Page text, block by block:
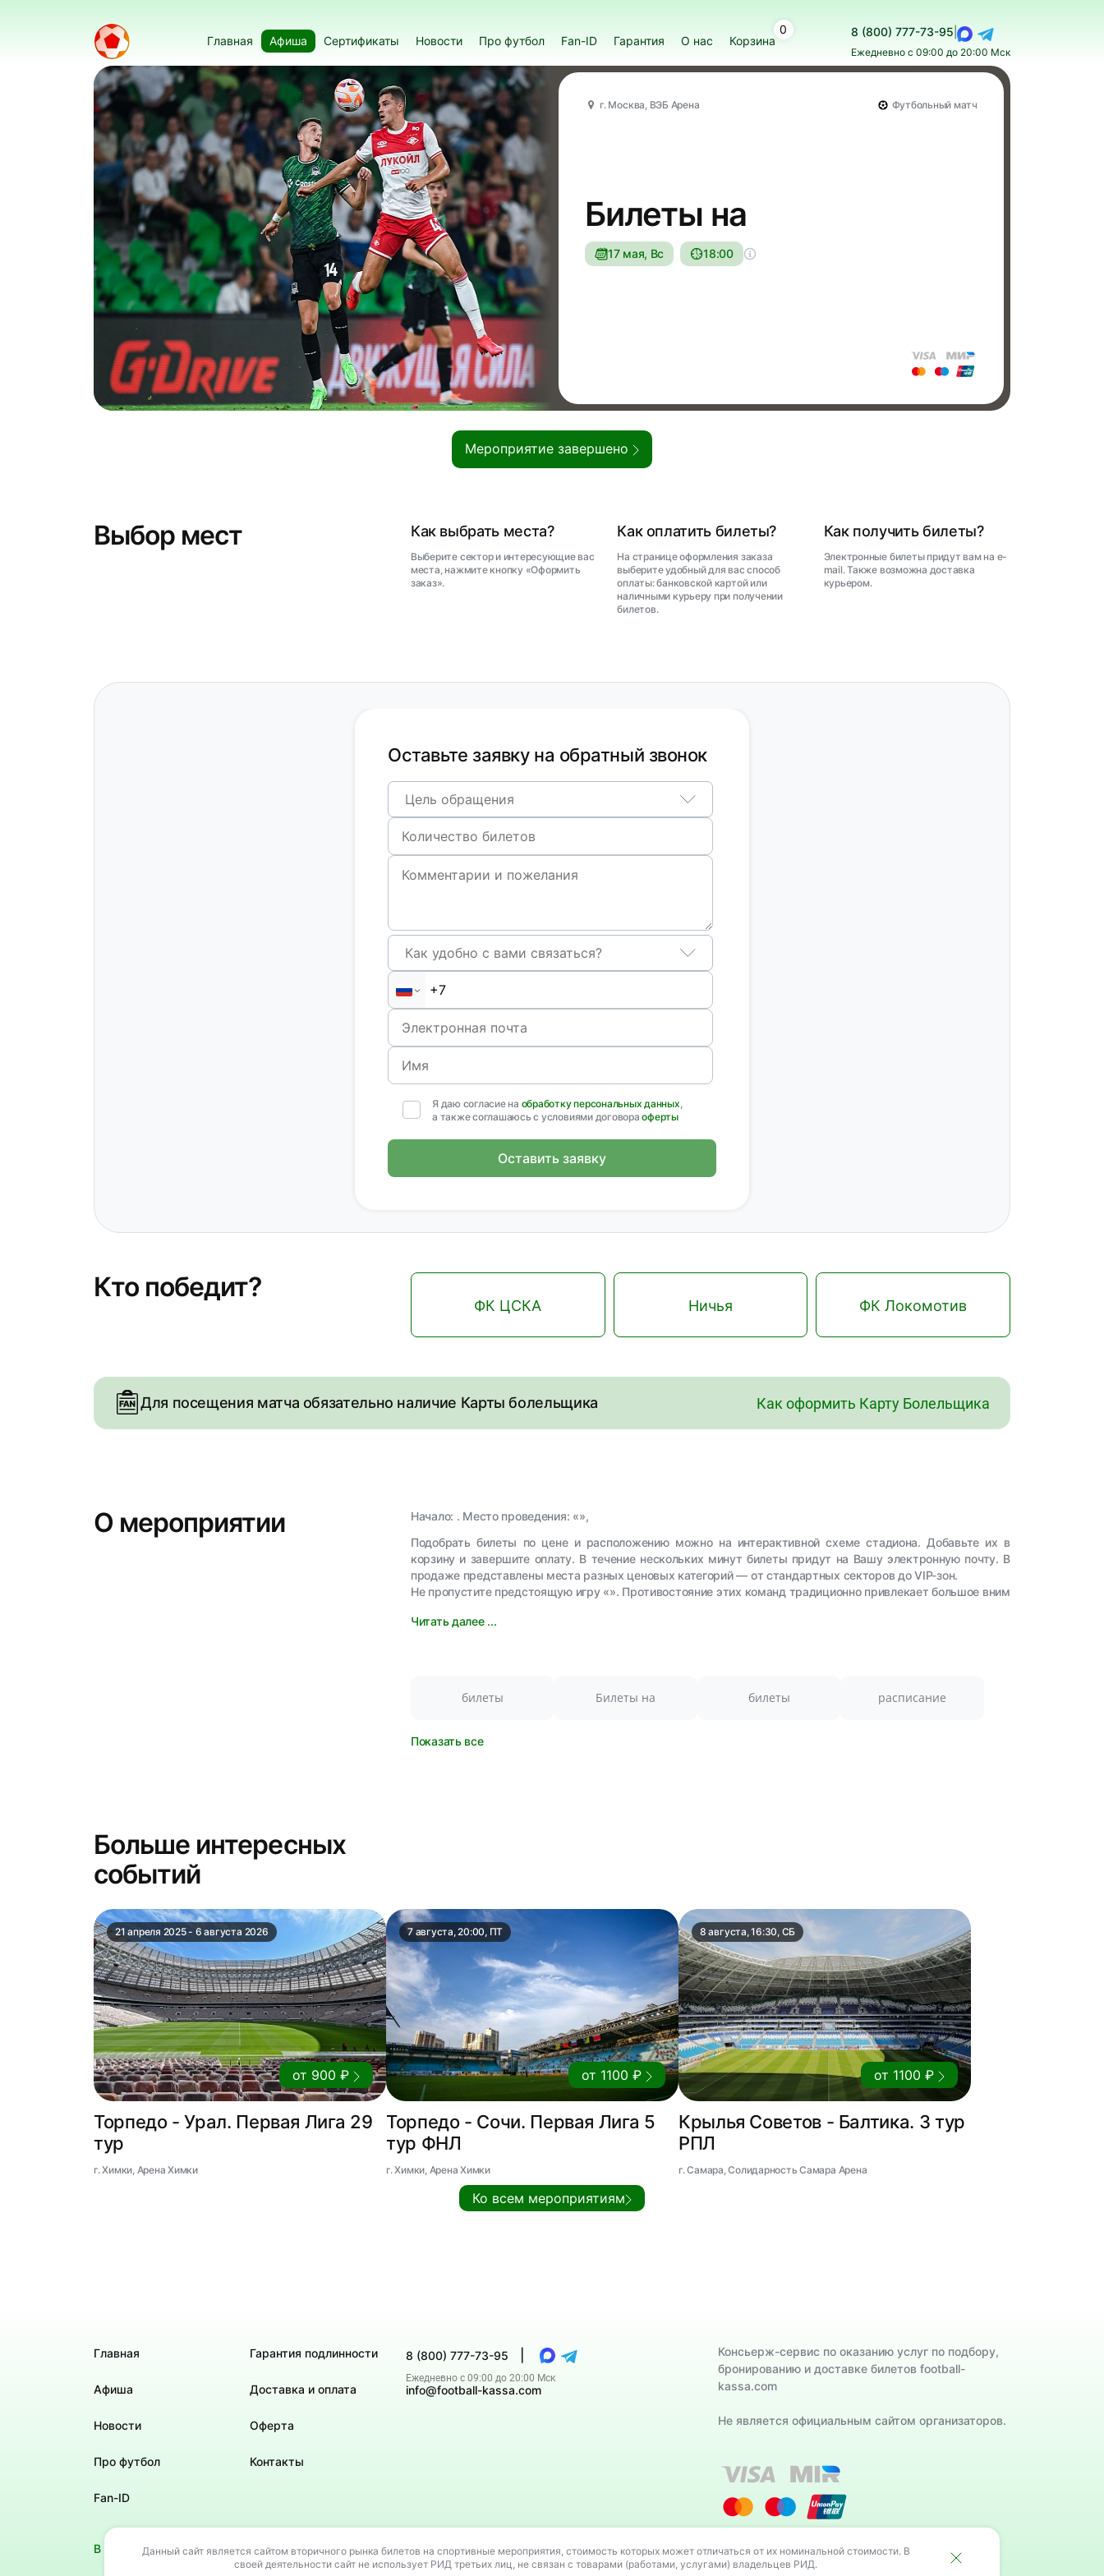
Главная Афиша Сертификаты Новости Про футбол Fan-ID Гарантия О нас Корзина
0 8 (800) 777-73-95
Ежедневно с 09:00 до 20:00 Мск
г. Москва, ВЭБ Арена Футбольный матч
Билеты на
17 мая, Вс 18:00
Мероприятие завершено
Выбор мест Как выбрать места?
Выберите сектор и интересующие вас
места, нажмите кнопку «Оформить
заказ».
Как оплатить билеты?
На странице оформления заказа
выберите удобный для вас способ
оплаты: банковской картой или
наличными курьеру при получении
билетов.
Как получить билеты?
Электронные билеты придут вам на e-
mail. Также возможна доставка
курьером.
Оставьте заявку на обратный звонок
Цель обращения
Как удобно с вами связаться?
Я даю согласие на обработку персональных данных,
а также соглашаюсь с условиями договораоферты
Оставить заявку
Кто победит?
ФК ЦСКА Ничья ФК Локомотив
Для посещения матча обязательно наличие Карты болельщика Как оформить Карту Болельщика
О мероприятии
Начало: . Место проведения: «»,
Подобрать билеты по цене и расположению можно на интерактивной схеме стадиона. Добавьте их в
корзину и завершите оплату. В течение нескольких минут билеты придут на Вашу электронную почту. В
продаже представлены места разных ценовых категорий — от стандартных секторов до VIP-зон.
Не пропустите предстоящую игру «». Противостояние этих команд традиционно привлекает большое вним
Читать далее ...
билеты Билеты на билеты расписание
Показать все
Больше интересных
событий
21 апреля 2025 - 6 августа 2026
от 900 ₽
Торпедо - Урал. Первая Лига 29
тур
г. Химки, Арена Химки
7 августа, 20:00, ПТ
от 1100 ₽
Торпедо - Сочи. Первая Лига 5
тур ФНЛ
г. Химки, Арена Химки
8 августа, 16:30, СБ
от 1100 ₽
Крылья Советов - Балтика. 3 тур
РПЛ
г. Самара, Солидарность Самара Арена
Ко всем мероприятиям
Главная
Афиша
Новости
Про футбол
Fan-ID
Гарантия подлинности
Доставка и оплата
Оферта
Контакты
8 (800) 777-73-95
Ежедневно с 09:00 до 20:00 Мск
info@football-kassa.com
Консьерж-сервис по оказанию услуг по подбору,
бронированию и доставке билетов football-
kassa.com
Не является официальным сайтом организаторов.
В своей деятельности сайт не использует РИД третьих лиц, не связан с товарами (работами, услугами) владельцев РИД.
Данный сайт является сайтом вторичного рынка билетов на спортивные мероприятия, стоимость которых может отличаться от их номинальной стоимости. В
своей деятельности сайт не использует РИД третьих лиц, не связан с товарами (работами, услугами) владельцев РИД.